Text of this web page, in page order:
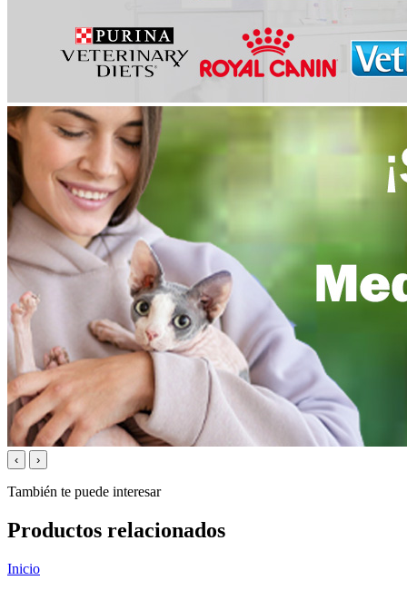
‹ ›
También te puede interesar
Productos relacionados
Inicio